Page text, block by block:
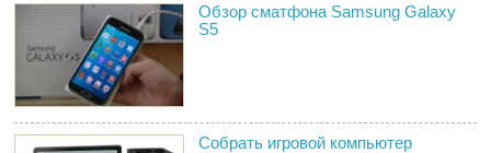
Обзор сматфона Samsung Galaxy
S5
Собрать игровой компьютер